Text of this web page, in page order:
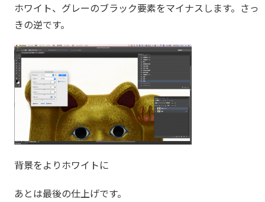
ホワイト、グレーのブラック要素をマイナスします。さっ
きの逆です。
背景をよりホワイトに
あとは最後の仕上げです。